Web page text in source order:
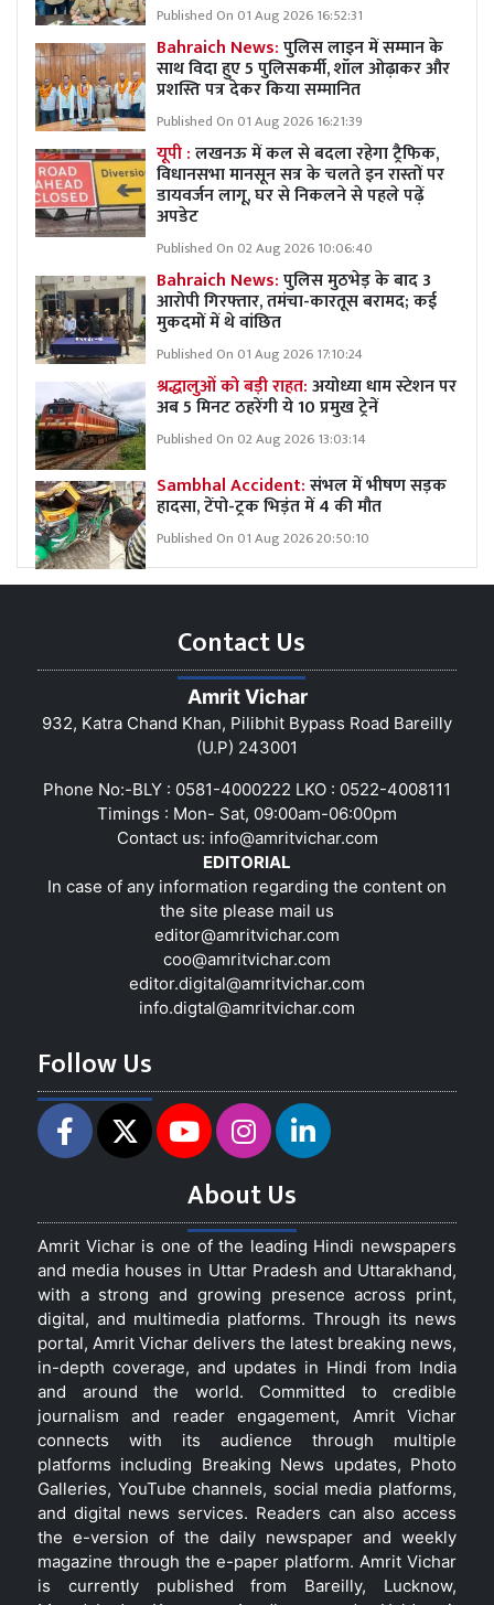
Published On 01 Aug 2026 16:52:31
Bahraich News:पुलिस लाइन में सम्मान के
साथ विदा हुए 5 पुलिसकर्मी, शॉल ओढ़ाकर और
प्रशस्ति पत्र देकर किया सम्मानित
Published On 01 Aug 2026 16:21:39
यूपी :लखनऊ में कल से बदला रहेगा ट्रैफिक,
विधानसभा मानसून सत्र के चलते इन रास्तों पर
डायवर्जन लागू, घर से निकलने से पहले पढ़ें
अपडेट
Published On 02 Aug 2026 10:06:40
Bahraich News:पुलिस मुठभेड़ के बाद 3
आरोपी गिरफ्तार, तमंचा-कारतूस बरामद; कई
मुकदमों में थे वांछित
Published On 01 Aug 2026 17:10:24
श्रद्धालुओं को बड़ी राहत:अयोध्या धाम स्टेशन पर
अब 5 मिनट ठहरेंगी ये 10 प्रमुख ट्रेनें
Published On 02 Aug 2026 13:03:14
Sambhal Accident:संभल में भीषण सड़क
हादसा, टेंपो-ट्रक भिड़ंत में 4 की मौत
Published On 01 Aug 2026 20:50:10
Contact Us
Amrit Vichar
932, Katra Chand Khan, Pilibhit Bypass Road Bareilly
(U.P) 243001
Phone No:-BLY : 0581-4000222 LKO : 0522-4008111
Timings : Mon- Sat, 09:00am-06:00pm
Contact us: info@amritvichar.com
EDITORIAL
In case of any information regarding the content on
the site please mail us
editor@amritvichar.com
coo@amritvichar.com
editor.digital@amritvichar.com
info.digtal@amritvichar.com
Follow Us
About Us
Amrit Vichar is one of the leading Hindi newspapers
and media houses in Uttar Pradesh and Uttarakhand,
with a strong and growing presence across print,
digital, and multimedia platforms. Through its news
portal, Amrit Vichar delivers the latest breaking news,
in-depth coverage, and updates in Hindi from India
and around the world. Committed to credible
journalism and reader engagement, Amrit Vichar
connects with its audience through multiple
platforms including Breaking News updates, Photo
Galleries, YouTube channels, social media platforms,
and digital news services. Readers can also access
the e-version of the daily newspaper and weekly
magazine through the e-paper platform. Amrit Vichar
is currently published from Bareilly, Lucknow,